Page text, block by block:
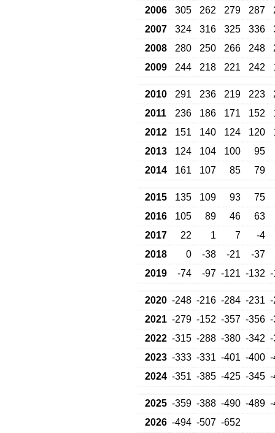
2006
305 262 279 287
2007
324 316 325 336
2008
280 250 266 248
2009
244 218 221 242
2010 291 236 219 223
2011
236 186 171 152
2012
151 140 124 120
2013
124 104 100
95
2014
161 107 85 79
2015 135 109 93
75
2016
105 89 46
63
2017
22 1 7
-4
2018
0 -38 -21
-37
2019
-74 -97 -121 -132 -
2020 -248 -216 -284 -231 -
2021 -279 -152 -357 -356 -
2022 -315 -288 -380 -342 -
2023 -333 -331 -401 -400 -
2024 -351 -385 -425 -345 -
2025 -359 -388 -490 -489 -
2026 -494 -507 -652